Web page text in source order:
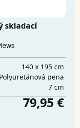
skladací
140 x 195 cm
Polyuretánová pena
7 cm
79,95 €